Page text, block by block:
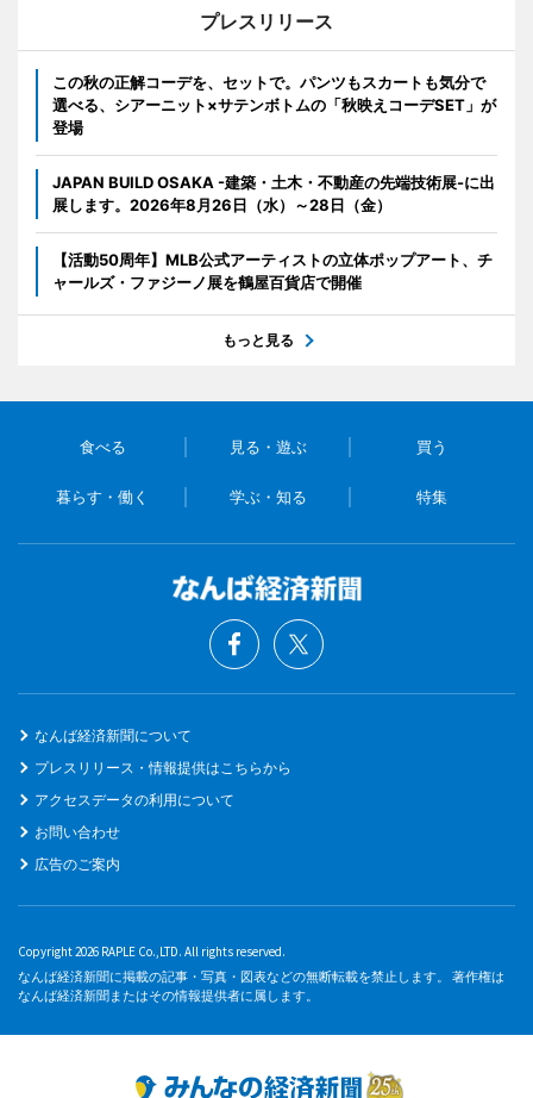
プレスリリース
この秋の正解コーデを、セットで。パンツもスカートも気分で
選べる、シアーニット×サテンボトムの「秋映えコーデSET」が
登場
JAPAN BUILD OSAKA -建築・土木・不動産の先端技術展-に出
展します。2026年8月26日（水）～28日（金）
【活動50周年】MLB公式アーティストの立体ポップアート、チ
ャールズ・ファジーノ展を鶴屋百貨店で開催
もっと見る
食べる 見る・遊ぶ 買う
暮らす・働く 学ぶ・知る 特集
なんば経済新聞について
プレスリリース・情報提供はこちらから
アクセスデータの利用について
お問い合わせ
広告のご案内
Copyright 2026 RAPLE Co.,LTD. All rights reserved.
なんば経済新聞に掲載の記事・写真・図表などの無断転載を禁止します。 著作権は
なんば経済新聞またはその情報提供者に属します。